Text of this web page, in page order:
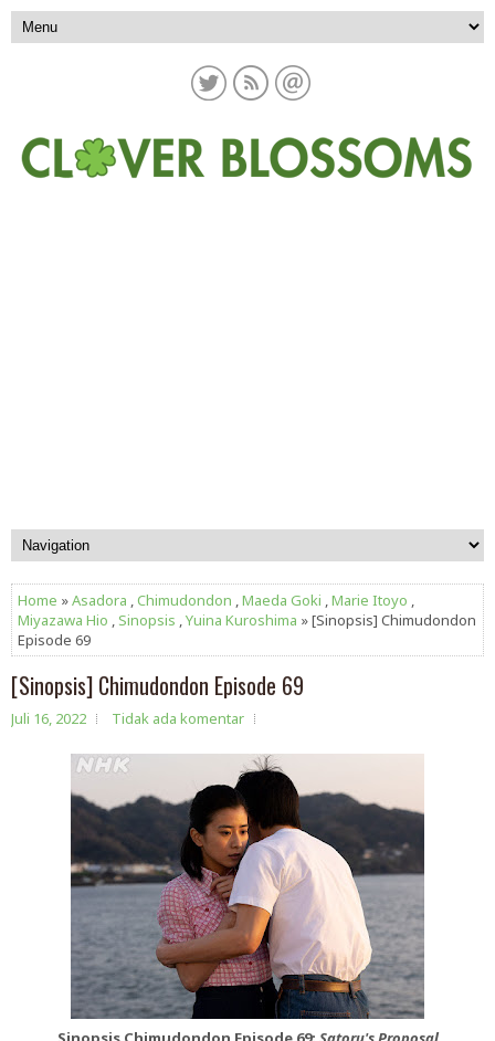
Home »Asadora ,Chimudondon ,Maeda Goki ,Marie Itoyo ,
Miyazawa Hio , Sinopsis ,Yuina Kuroshima » [Sinopsis] Chimudondon
Episode 69
[Sinopsis] Chimudondon Episode 69
Juli 16, 2022 Tidak ada komentar